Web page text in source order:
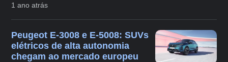
1 ano atrás
Peugeot E-3008 e E-5008: SUVs
elétricos de alta autonomia
chegam ao mercado europeu